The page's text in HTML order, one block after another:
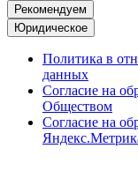
Рекомендуем
Юридическое
Политика в
данных
Согласие на
Обществом
Согласие на